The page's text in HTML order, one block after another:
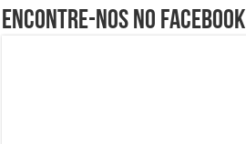
Encontre-nos no Facebook